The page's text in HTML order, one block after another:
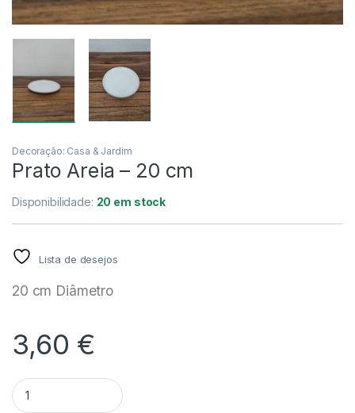
Decoração: Casa & Jardim
Prato Areia – 20 cm
Disponibilidade: 20 em stock
Lista de desejos
20 cm Diâmetro
3,60 €
Quantidade Prato Areia - 20 cm